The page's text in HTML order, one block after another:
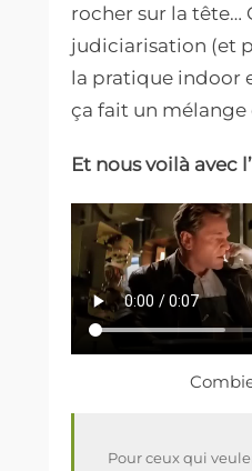
rocher sur la tête…
judiciarisation (et
la pratique indoor
ça fait un mélange
Et nous voilà avec
Pour ceux qui